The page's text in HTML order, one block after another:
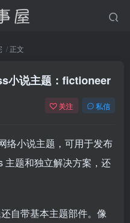
正文
小说主题：fictioneer
关注 私信
络小说主题，可用于发布
主题和独立解决方案，还
自带基本主题部件。像